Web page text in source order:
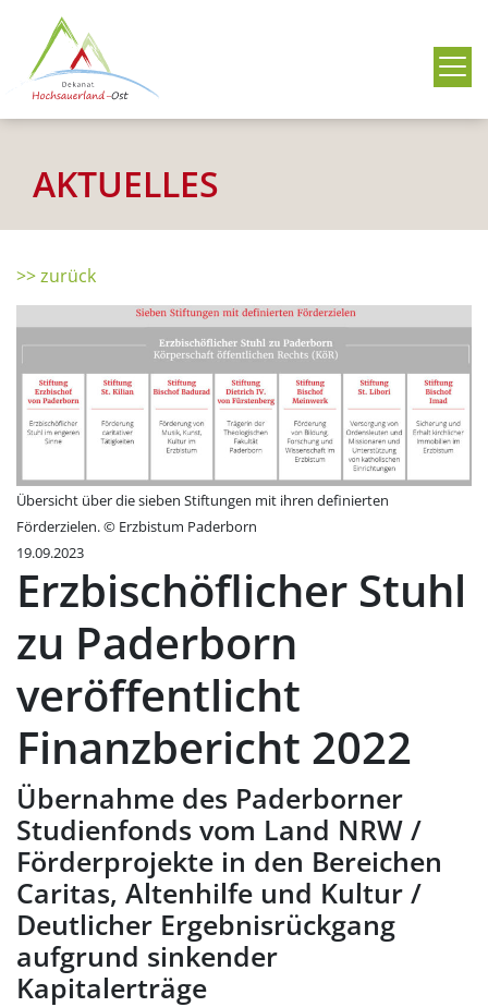
AKTUELLES
>> zurück
Übersicht über die sieben Stiftungen mit ihren definierten
Förderzielen. © Erzbistum Paderborn
19.09.2023
Erzbischöflicher Stuhl
zu Paderborn
veröffentlicht
Finanzbericht 2022
Übernahme des Paderborner
Studienfonds vom Land NRW /
Förderprojekte in den Bereichen
Caritas, Altenhilfe und Kultur /
Deutlicher Ergebnisrückgang
aufgrund sinkender
Kapitalerträge